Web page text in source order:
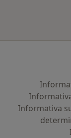
Informativa